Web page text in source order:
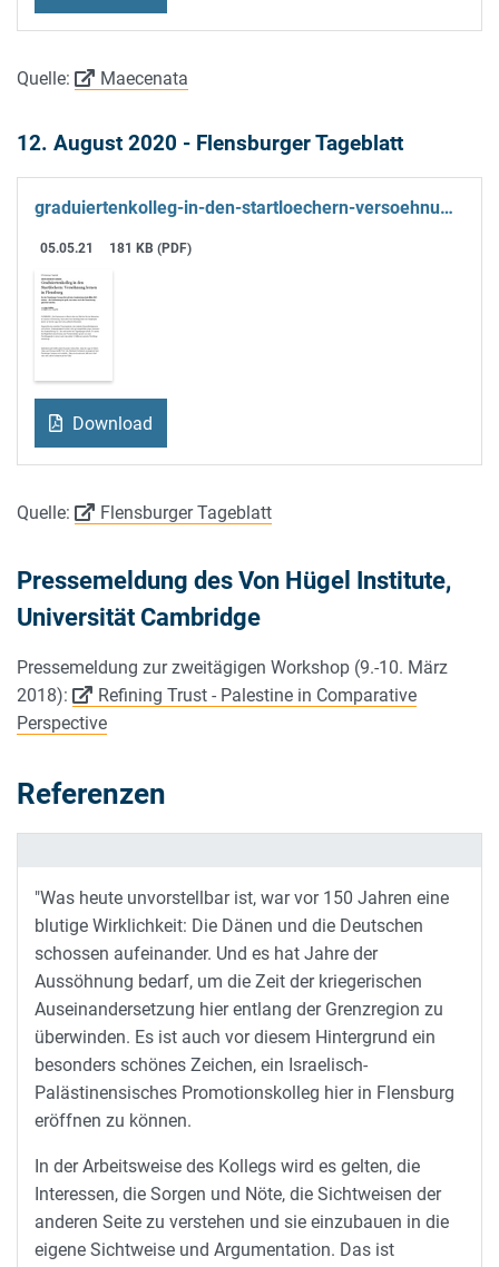
Quelle: Maecenata
12. August 2020 - Flensburger Tageblatt
graduiertenkolleg-in-den-startloechern-versoehnung-lernen-in-flensburg-id29252357-1-.pdf
05.05.21 181 KB (PDF)
Download
Quelle: Flensburger Tageblatt
Pressemeldung des Von Hügel Institute,
Universität Cambridge
Pressemeldung zur zweitägigen Workshop (9.-10. März
2018):
Refining Trust - Palestine in Comparative
Perspective
Referenzen
"Was heute unvorstellbar ist, war vor 150 Jahren eine
blutige Wirklichkeit: Die Dänen und die Deutschen
schossen aufeinander. Und es hat Jahre der
Aussöhnung bedarf, um die Zeit der kriegerischen
Auseinandersetzung hier entlang der Grenzregion zu
überwinden. Es ist auch vor diesem Hintergrund ein
besonders schönes Zeichen, ein Israelisch-
Palästinensisches Promotionskolleg hier in Flensburg
eröffnen zu können.
In der Arbeitsweise des Kollegs wird es gelten, die
Interessen, die Sorgen und Nöte, die Sichtweisen der
anderen Seite zu verstehen und sie einzubauen in die
eigene Sichtweise und Argumentation. Das ist